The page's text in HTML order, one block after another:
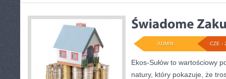
CZE -
ADMIN
Ekos-Sułów to wartościowy
natury, który pokazuje, że